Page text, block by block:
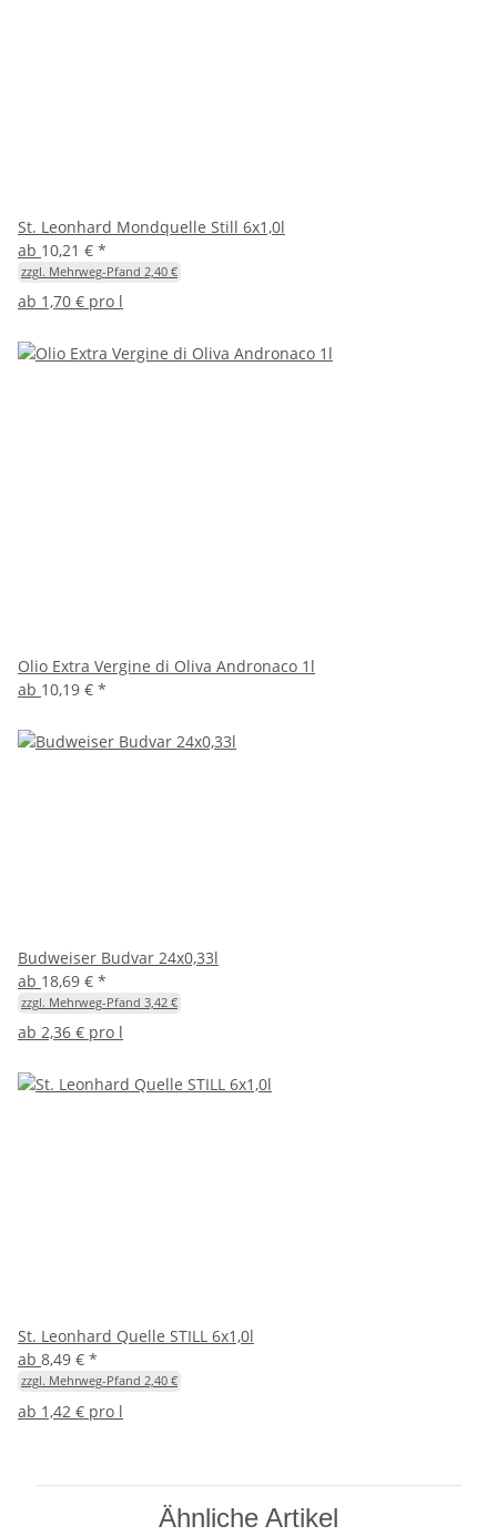
St. Leonhard Mondquelle Still 6x1,0l
ab 10,21 € *
zzgl. Mehrweg-Pfand 2,40 €
ab 1,70 € pro l
Olio Extra Vergine di Oliva Andronaco 1l
ab 10,19 € *
Budweiser Budvar 24x0,33l
ab 18,69 € *
zzgl. Mehrweg-Pfand 3,42 €
ab 2,36 € pro l
St. Leonhard Quelle STILL 6x1,0l
ab 8,49 € *
zzgl. Mehrweg-Pfand 2,40 €
ab 1,42 € pro l
Ähnliche Artikel